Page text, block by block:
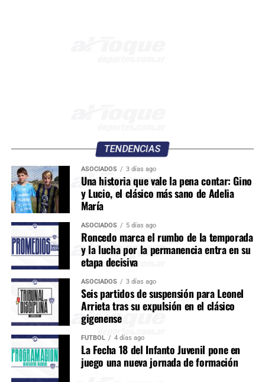
TENDENCIAS
ASOCIADOS 3 días ago
Una historia que vale la pena contar: Gino
y Lucio, el clásico más sano de Adelia
María
ASOCIADOS 5 días ago
Roncedo marca el rumbo de la temporada
y la lucha por la permanencia entra en su
etapa decisiva
ASOCIADOS 3 días ago
Seis partidos de suspensión para Leonel
Arrieta tras su expulsión en el clásico
gigenense
FÚTBOL 4 días ago
La Fecha 18 del Infanto Juvenil pone en
juego una nueva jornada de formación